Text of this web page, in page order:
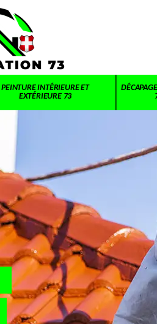
PEINTURE INTÉRIEURE ET
EXTÉRIEURE 73